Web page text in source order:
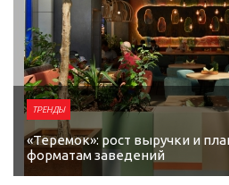
ТРЕНДЫ
«Теремок»: рост выручки и
форматам заведений